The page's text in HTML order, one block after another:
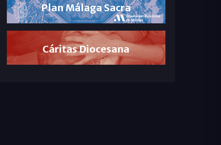
Plan Málaga Sacra
Cáritas Diocesana